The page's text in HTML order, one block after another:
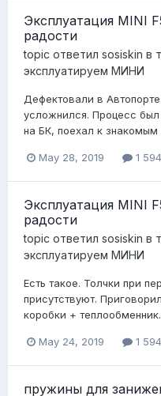
Эксплуатация MINI
радости
topic ответил sosiskin в
эксплуатируем МИНИ
Дефектовали в
усложнился. Процесс
на БК, поехал к
May 28, 2019 1
Эксплуатация MINI
радости
topic ответил sosiskin в
эксплуатируем МИНИ
Есть такое. Толчки при
присутствуют.
коробки +
May 24, 2019 1
пружины для